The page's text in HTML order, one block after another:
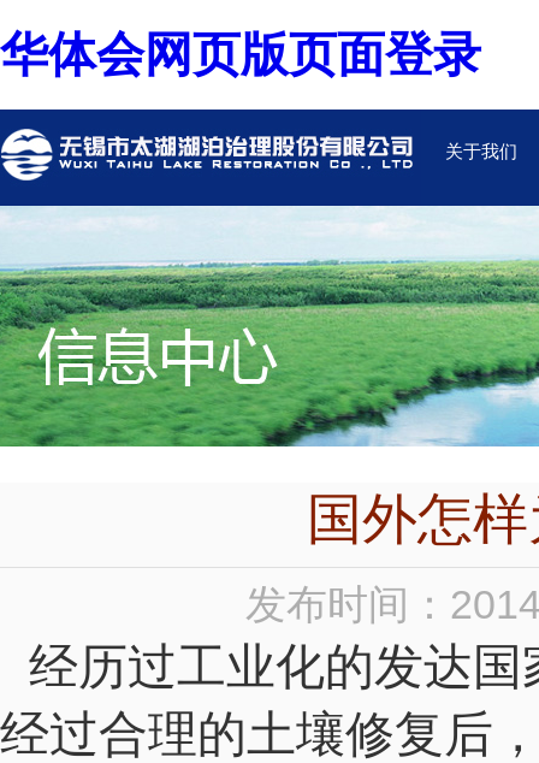
华体会网页版页面登录
关于我们
国外怎
发布时间：
经历过工业化的发达
经过合理的土壤修复后